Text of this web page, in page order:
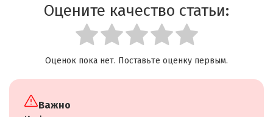
Оцените качество статьи:
Оценок пока нет. Поставьте оценку первым.
Важно